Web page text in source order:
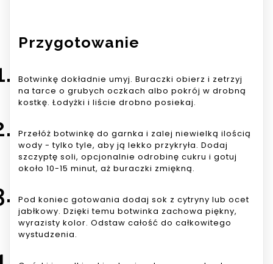
Przygotowanie
Botwinkę dokładnie umyj. Buraczki obierz i zetrzyj
na tarce o grubych oczkach albo pokrój w drobną
kostkę. Łodyżki i liście drobno posiekaj.
Przełóż botwinkę do garnka i zalej niewielką ilością
wody - tylko tyle, aby ją lekko przykryła. Dodaj
szczyptę soli, opcjonalnie odrobinę cukru i gotuj
około 10-15 minut, aż buraczki zmiękną.
Pod koniec gotowania dodaj sok z cytryny lub ocet
jabłkowy. Dzięki temu botwinka zachowa piękny,
wyrazisty kolor. Odstaw całość do całkowitego
wystudzenia.